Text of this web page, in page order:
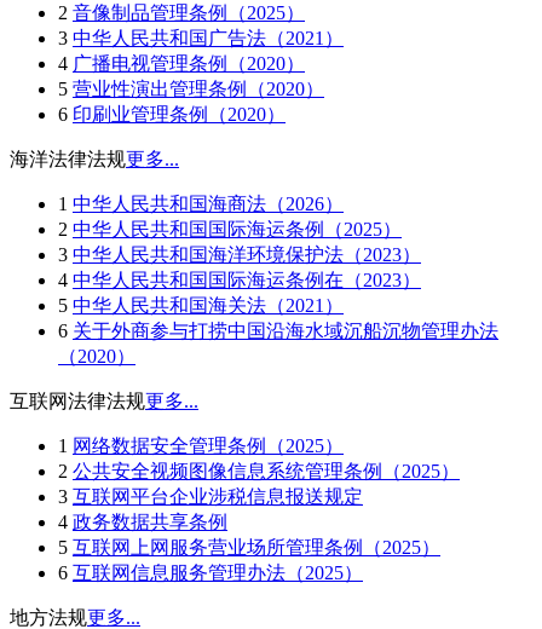
2 音像制品管理条例（2025）
3 中华人民共和国广告法（2021）
4 广播电视管理条例（2020）
5 营业性演出管理条例（2020）
6 印刷业管理条例（2020）
海洋法律法规更多...
1 中华人民共和国海商法（2026）
2 中华人民共和国国际海运条例（2025）
3 中华人民共和国海洋环境保护法（2023）
4 中华人民共和国国际海运条例在（2023）
5 中华人民共和国海关法（2021）
6 关于外商参与打捞中国沿海水域沉船沉物管理办法
（2020）
互联网法律法规更多...
1 网络数据安全管理条例（2025）
2 公共安全视频图像信息系统管理条例（2025）
3 互联网平台企业涉税信息报送规定
4 政务数据共享条例
5 互联网上网服务营业场所管理条例（2025）
6 互联网信息服务管理办法（2025）
地方法规更多...